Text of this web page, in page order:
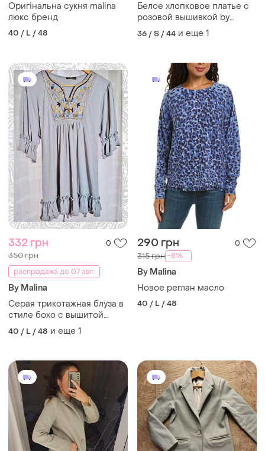
Оригінальна сукня malina
люкс бренд
40 / L / 48
Белое хлопковое платье с
розовой вышивкой by
malina
36 / S / 44 и еще 1
332 грн 0
350 грн
распродажа до 07 авг.
By Malina
Серая трикотажная блуза в
стиле бохо с вышитой
вставкой, размер 48-50, by
millie
40 / L / 48 и еще 1
290 грн 0
315 грн -8%
By Malina
Новое реглан масло
40 / L / 48